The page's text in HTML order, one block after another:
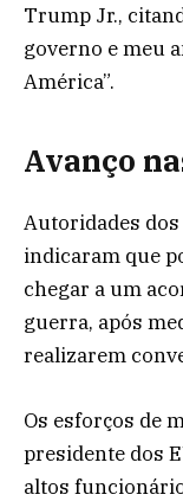
Trump Jr.,
governo e meu
América”.
Avanço
Autoridades
indicaram que
chegar a um
guerra, após
realizarem
Os esforços de
presidente dos
altos